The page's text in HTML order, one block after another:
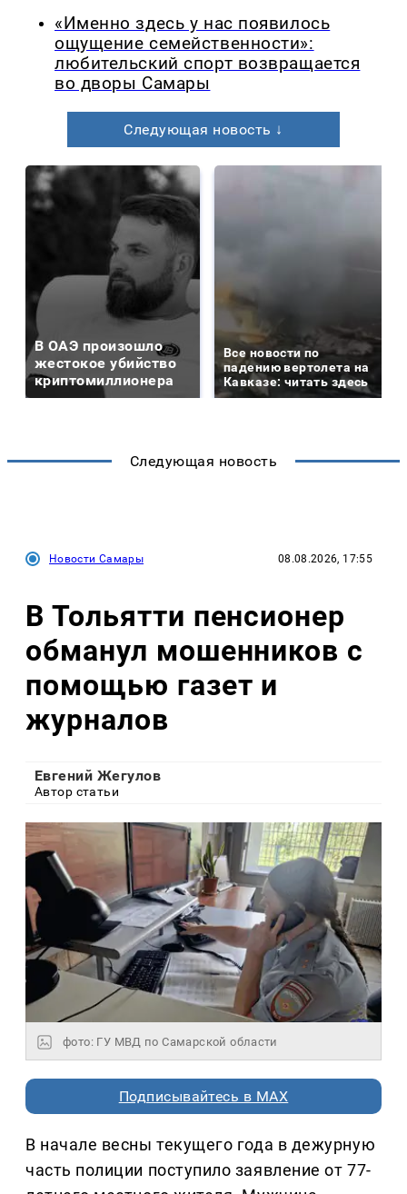
«Именно здесь у нас появилось
ощущение семейственности»:
любительский спорт возвращается
во дворы Самары
Следующая новость ↓
В ОАЭ произошло
жестокое убийство
криптомиллионера
Все новости по
падению вертолета на
Кавказе: читать здесь
Следующая новость
Новости Самары 08.08.2026, 17:55
В Тольятти пенсионер
обманул мошенников с
помощью газет и
журналов
Евгений Жегулов
Автор статьи
фото: ГУ МВД по Самарской области
Подписывайтесь в MAX
В начале весны текущего года в дежурную
часть полиции поступило заявление от 77-